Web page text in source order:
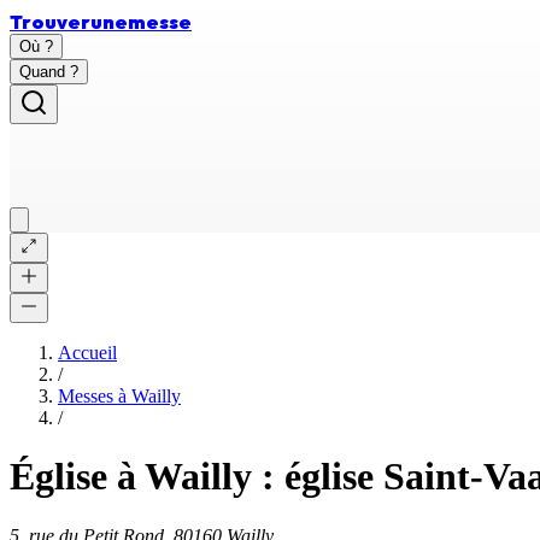
Trouverunemesse
Où ?
Quand ?
Accueil
/
Messes à Wailly
/
Église à Wailly : église Saint-
5, rue du Petit Rond, 80160 Wailly